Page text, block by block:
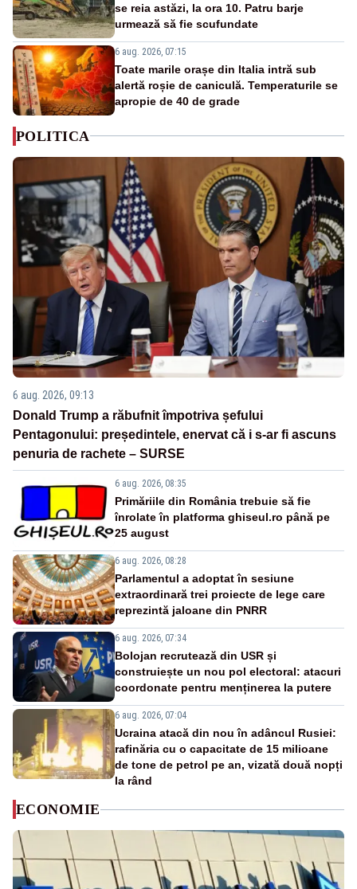
se reia astăzi, la ora 10. Patru barje
urmează să fie scufundate
6 aug. 2026, 07:15
Toate marile orașe din Italia intră sub
alertă roșie de caniculă. Temperaturile se
apropie de 40 de grade
POLITICA
6 aug. 2026, 09:13
Donald Trump a răbufnit împotriva șefului
Pentagonului: președintele, enervat că i s-ar fi ascuns
penuria de rachete – SURSE
6 aug. 2026, 08:35
Primăriile din România trebuie să fie
înrolate în platforma ghiseul.ro până pe
25 august
6 aug. 2026, 08:28
Parlamentul a adoptat în sesiune
extraordinară trei proiecte de lege care
reprezintă jaloane din PNRR
6 aug. 2026, 07:34
Bolojan recrutează din USR și
construiește un nou pol electoral: atacuri
coordonate pentru menținerea la putere
6 aug. 2026, 07:04
Ucraina atacă din nou în adâncul Rusiei:
rafinăria cu o capacitate de 15 milioane
de tone de petrol pe an, vizată două nopți
la rând
ECONOMIE